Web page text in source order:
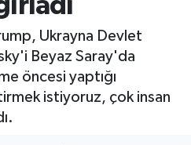
Ukrayna Devlet
Beyaz Saray'da
öncesi yaptığı
istiyoruz, çok insan